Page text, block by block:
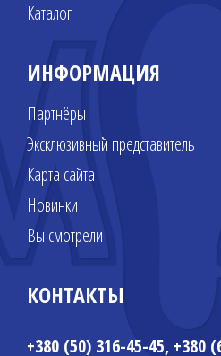
Каталог
ИНФОРМАЦИЯ
Партнёры
Эксклюзивный представитель
Карта сайта
Новинки
Вы смотрели
КОНТАКТЫ
+380 (50) 316-45-45, +380